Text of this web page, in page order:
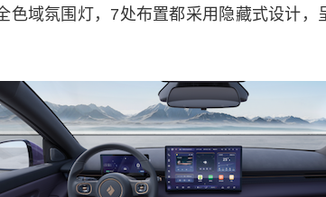
域氛围灯，7处布置都采用隐藏式设计，